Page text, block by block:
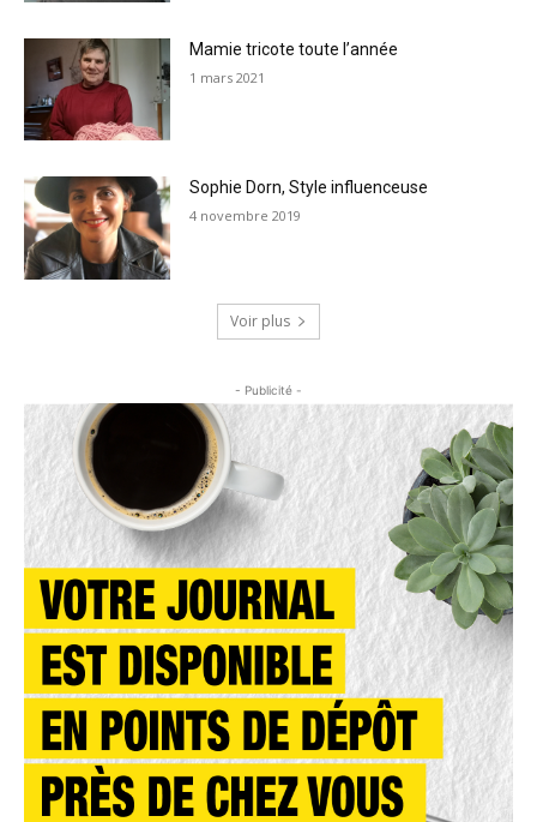
Mamie tricote toute l’année
1 mars 2021
Sophie Dorn, Style influenceuse
4 novembre 2019
Voir plus
- Publicité -